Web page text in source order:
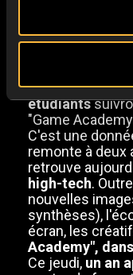
DEPUIS
D'ici à la
formations, fin
étudiants
"Game
C'est une
remonte à deux
retrouve
high-tech.
nouvelles
synthèses),
écran, les
Academy",
Ce jeudi, un an